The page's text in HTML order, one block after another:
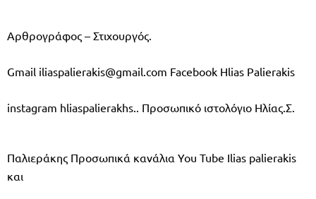
Αρθρογράφος – Στιχουργός.
Gmail iliaspalierakis@gmail.com Facebook Ηlias Palierakis
instagram hliaspalierakhs.. Προσωπικό ιστολόγιο Ηλίας.Σ.
Παλιεράκης Προσωπικά κανάλια You Tube Ilias palierakis
και